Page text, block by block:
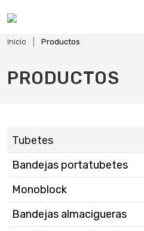
Inicio Productos
PRODUCTOS
Tubetes
Bandejas portatubetes
Monoblock
Bandejas almacigueras